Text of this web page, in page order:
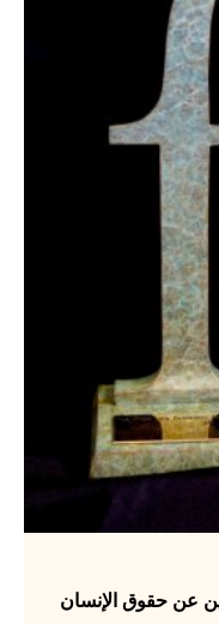
عن حقوق الإنسان